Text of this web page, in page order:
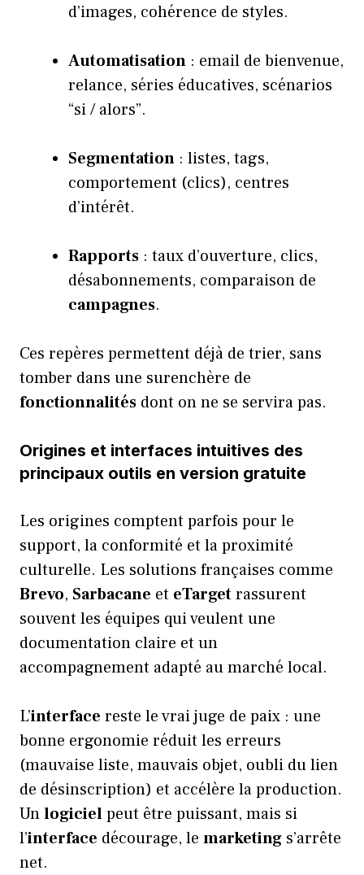
d’images, cohérence de styles.
Automatisation : email de bienvenue,
relance, séries éducatives, scénarios
“si / alors”.
Segmentation : listes, tags,
comportement (clics), centres
d’intérêt.
Rapports : taux d’ouverture, clics,
désabonnements, comparaison de
campagnes.
Ces repères permettent déjà de trier, sans
tomber dans une surenchère de
fonctionnalités dont on ne se servira pas.
Origines et interfaces intuitives des
principaux outils en version gratuite
Les origines comptent parfois pour le
support, la conformité et la proximité
culturelle. Les solutions françaises comme
Brevo, Sarbacane et eTargetrassurent
souvent les équipes qui veulent une
documentation claire et un
accompagnement adapté au marché local.
L’interface reste le vrai juge de paix : une
bonne ergonomie réduit les erreurs
(mauvaise liste, mauvais objet, oubli du lien
de désinscription) et accélère la production.
Unlogicielpeut être puissant, mais si
l’interface décourage, le marketing s’arrête
net.